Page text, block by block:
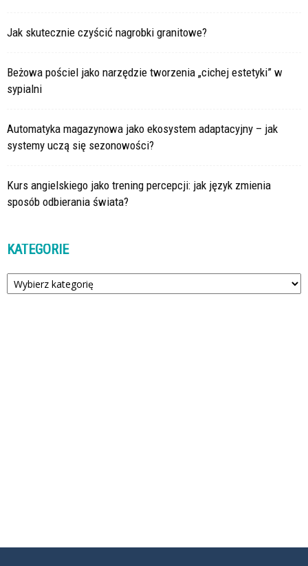
Jak skutecznie czyścić nagrobki granitowe?
Beżowa pościel jako narzędzie tworzenia „cichej estetyki” w
sypialni
Automatyka magazynowa jako ekosystem adaptacyjny – jak
systemy uczą się sezonowości?
Kurs angielskiego jako trening percepcji: jak język zmienia
sposób odbierania świata?
KATEGORIE
Kategorie